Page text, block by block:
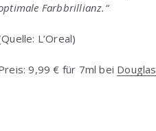
Farbbrillianz.“
L’Oreal)
9,99 € für 7ml bei Douglas